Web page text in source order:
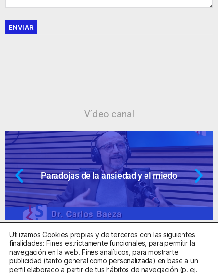
ENVIAR
Vídeo canal
Paradojas de la ansiedad y el miedo
Utilizamos Cookies propias y de terceros con las siguientes
finalidades: Fines estrictamente funcionales, para permitir la
navegación en la web. Fines analíticos, para mostrarte
publicidad (tanto general como personalizada) en base a un
perfil elaborado a partir de tus hábitos de navegación (p. ej.